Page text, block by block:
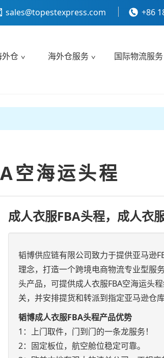
sales@topestexpress.com +86
外仓 海外仓服务 国际物流服务
空海运头程
成人衣服FBA头程，成人衣
韬博供应链有限公司致力于提供亚马逊
理念，打造一个跨境电商物流专业型服
头产品，可提供成人衣服FBA空海运头
关，并安排提货和转派到指定亚马逊仓
韬博成人衣服FBA头程产品优势
1：上门取件，门到门的一条龙服务！
2：固定板位，航空舱位稳定可靠。